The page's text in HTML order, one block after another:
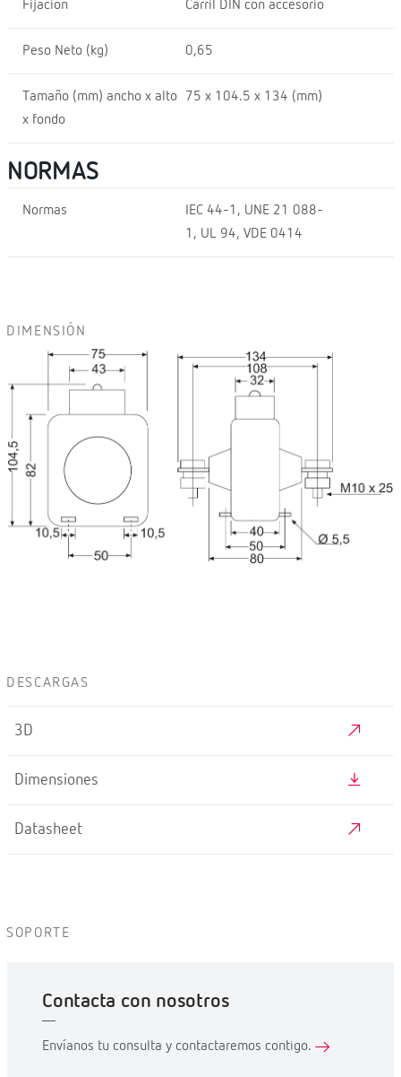
Fijación Carril DIN con accesorio
Peso Neto (kg) 0,65
Tamaño (mm) ancho x alto
x fondo
75 x 104.5 x 134 (mm)
NORMAS
Normas
IEC 44-1, UNE 21 088-
1, UL 94, VDE 0414
DIMENSIÓN
DESCARGAS
3D
Dimensiones
Datasheet
SOPORTE
Contacta con nosotros
Envíanos tu consulta y contactaremos contigo.